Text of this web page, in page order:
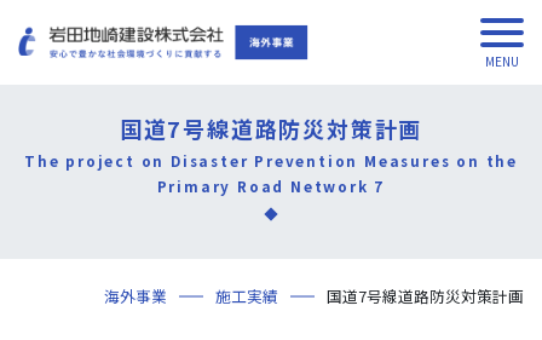
国道7号線道路防災対策計画
The project on Disaster Prevention Measures on the
Primary Road Network 7
海外事業 施工実績 国道7号線道路防災対策計画